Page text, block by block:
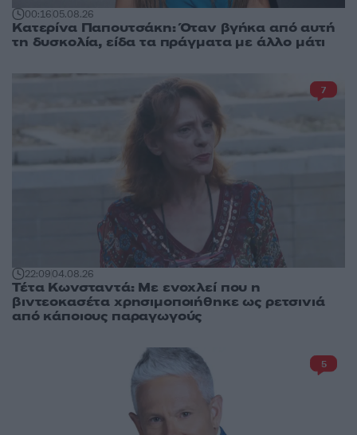
00:1605.08.26
Κατερίνα Παπουτσάκη: Όταν βγήκα από αυτή
τη δυσκολία, είδα τα πράγματα με άλλο μάτι
22:0904.08.26
Τέτα Κωνσταντά: Με ενοχλεί που η
βιντεοκασέτα χρησιμοποιήθηκε ως ρετσινιά
από κάποιους παραγωγούς
7
5